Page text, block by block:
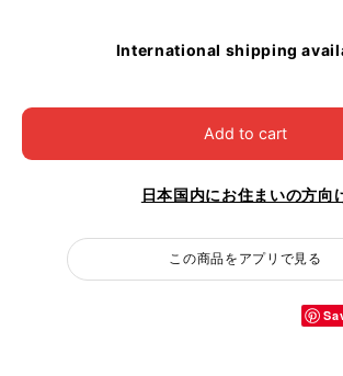
International shipping
Add to cart
日本国内にお住まいの方向
この商品をアプリで見る